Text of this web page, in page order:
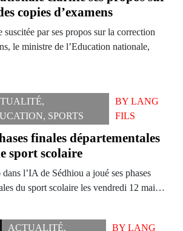
copies d’examens
suscitée par ses propos sur la correction
le ministre de l’Education nationale,
,
, SPORTS
BY LANG
FILS
finales départementales
sport scolaire
l’IA de Sédhiou a joué ses phases
du sport scolaire les vendredi 12 mai…
ACTUALITÉ, BY LANG